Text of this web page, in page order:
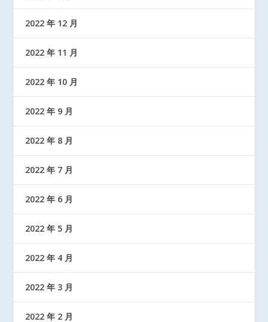
2022 年 12 月
2022 年 11 月
2022 年 10 月
2022 年 9 月
2022 年 8 月
2022 年 7 月
2022 年 6 月
2022 年 5 月
2022 年 4 月
2022 年 3 月
2022 年 2 月